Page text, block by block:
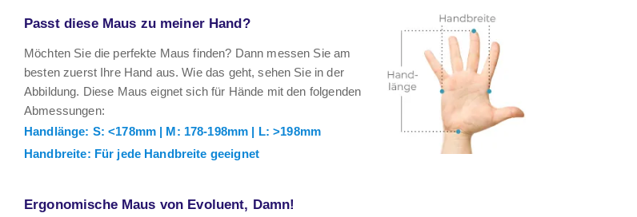
Passt diese Maus zu meiner Hand?
Möchten Sie die perfekte Maus finden? Dann messen Sie am
besten zuerst Ihre Hand aus. Wie das geht, sehen Sie in der
Abbildung. Diese Maus eignet sich für Hände mit den folgenden
Abmessungen:
Handlänge: S: <178mm | M: 178-198mm | L: >198mm
Handbreite: Für jede Handbreite geeignet
Ergonomische Maus von Evoluent, Damn!